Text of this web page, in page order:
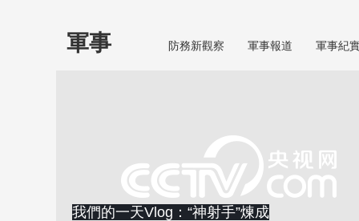
軍事 防務新觀察 軍事報道 軍事紀
我們的一天Vlog：“神射手”煉成